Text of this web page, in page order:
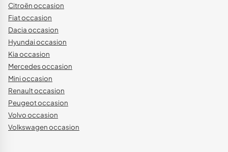
Citroën occasion
Fiat occasion
Dacia occasion
Hyundai occasion
Kia occasion
Mercedes occasion
Mini occasion
Renault occasion
Peugeot occasion
Volvo occasion
Volkswagen occasion